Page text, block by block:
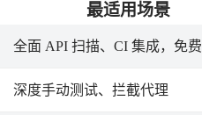
最适用场景
全面 API 扫描、CI 集成，免费
深度手动测试、拦截代理